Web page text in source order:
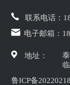
联系电话：
电子邮箱：
地址：
鲁ICP备